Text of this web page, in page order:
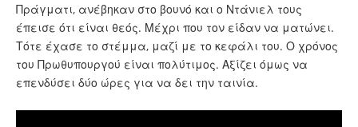
Πράγματι, ανέβηκαν στο βουνό και ο Ντάνιελ τους
έπεισε ότι είναι θεός. Μέχρι που τον είδαν να ματώνει.
Τότε έχασε το στέμμα, μαζί με το κεφάλι του. Ο χρόνος
του Πρωθυπουργού είναι πολύτιμος. Αξίζει όμως να
επενδύσει δύο ώρες για να δει την ταινία.